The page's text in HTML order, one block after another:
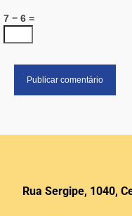
7 − 6 =
Rua Sergipe, 1040,